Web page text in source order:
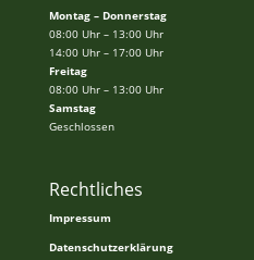
Montag – Donnerstag
08:00 Uhr – 13:00 Uhr
14:00 Uhr – 17:00 Uhr
Freitag
08:00 Uhr – 13:00 Uhr
Samstag
Geschlossen
Rechtliches
Impressum
Datenschutzerklärung